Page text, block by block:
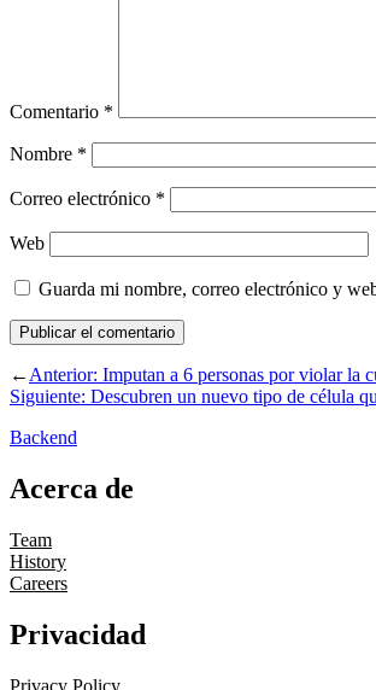
Comentario *
Nombre *
Correo electrónico *
Web
Guarda mi nombre, correo electrónico y
←Anterior: Imputan a 6 personas por violar la
Siguiente: Descubren un nuevo tipo de célula
Backend
Acerca de
Team
History
Careers
Privacidad
Privacy Policy